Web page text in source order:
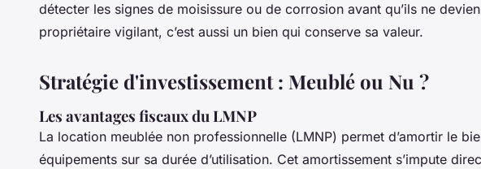
détecter les signes de moisissure ou de corrosion avant qu’ils ne
propriétaire vigilant, c’est aussi un bien qui conserve sa valeur.
Stratégie d'investissement : Meublé ou Nu ?
Les avantages fiscaux du LMNP
La location meublée non professionnelle (LMNP) permet d’amortir le
équipements sur sa durée d’utilisation. Cet amortissement s’impute